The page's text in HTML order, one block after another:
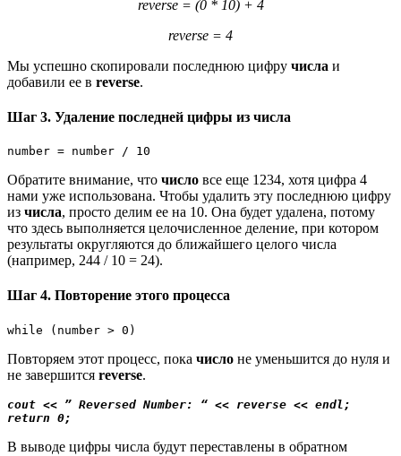
reverse = (0 * 10) + 4
reverse = 4
Мы успешно скопировали последнюю цифру числа и
добавили ее в reverse.
Шаг 3. Удаление последней цифры из числа
number = number / 10
Обратите внимание, что число все еще 1234, хотя цифра 4
нами уже использована. Чтобы удалить эту последнюю цифру
из числа, просто делим ее на 10. Она будет удалена, потому
что здесь выполняется целочисленное деление, при котором
результаты округляются до ближайшего целого числа
(например, 244 / 10 = 24).
Шаг 4. Повторение этого процесса
while (number > 0)
Повторяем этот процесс, пока число не уменьшится до нуля и
не завершится reverse.
cout << ” Reversed Number: “ << reverse << endl;
return 0;
В выводе цифры числа будут переставлены в обратном